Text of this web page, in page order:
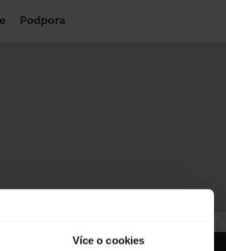
Více o cookies
Podpora